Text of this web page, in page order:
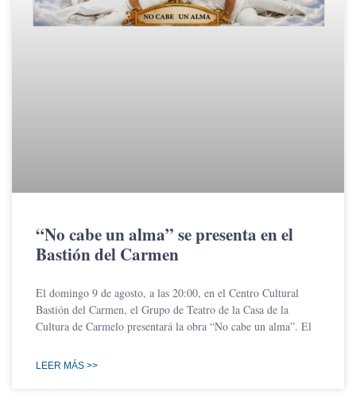
“No cabe un alma” se presenta en el
Bastión del Carmen
El domingo 9 de agosto, a las 20:00, en el Centro Cultural
Bastión del Carmen, el Grupo de Teatro de la Casa de la
Cultura de Carmelo presentará la obra “No cabe un alma”. El
LEER MÁS >>